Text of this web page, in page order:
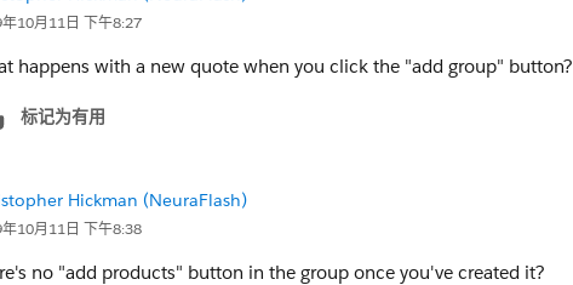
10月11日 下午8:27
happens with a new quote when you click the "add group" button?
标记为有用
Hickman (NeuraFlash)
10月11日 下午8:38
no "add products" button in the group once you've created it?